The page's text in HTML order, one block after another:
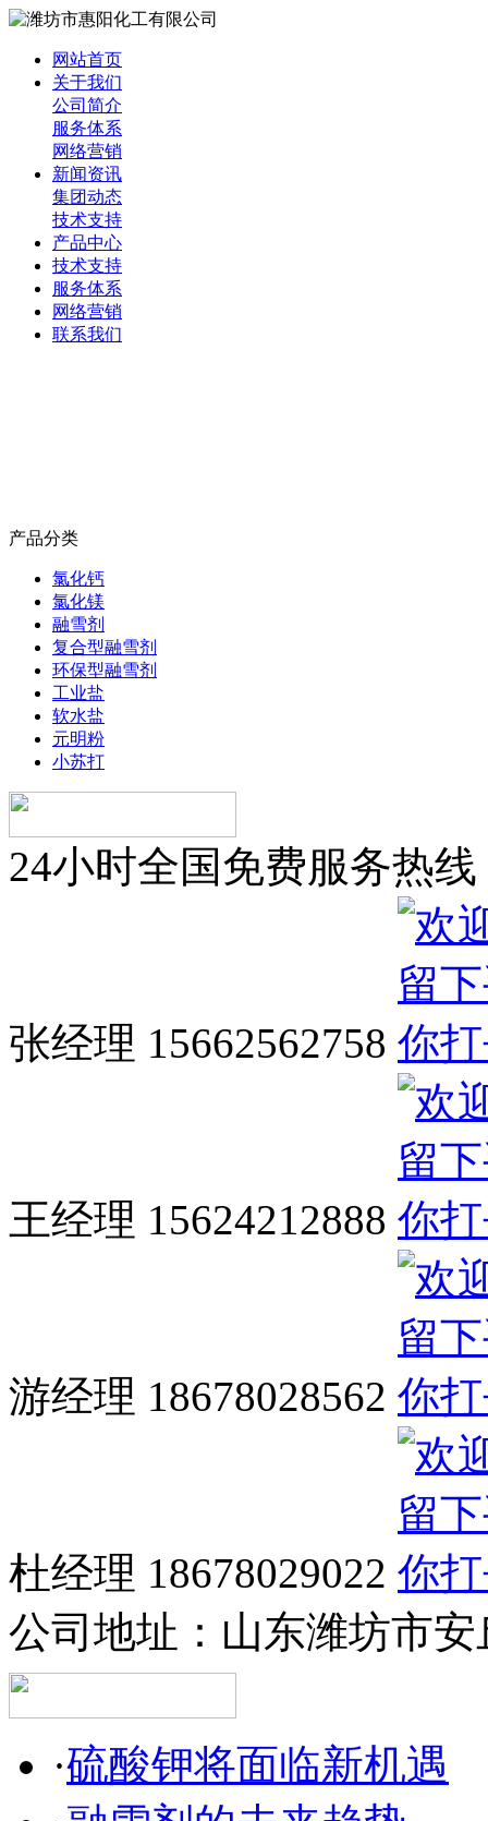
网站首页
关于我们
公司简介
服务体系
网络营销
新闻资讯
集团动态
技术支持
产品中心
技术支持
服务体系
网络营销
联系我们
产品分类
氯化钙
氯化镁
融雪剂
复合型融雪剂
环保型融雪剂
工业盐
软水盐
元明粉
小苏打
24小时全国免费服务热线
张经理 15662562758
王经理 15624212888
游经理 18678028562
杜经理 18678029022
公司地址： 山东潍坊市
·硫酸钾将面临新机遇